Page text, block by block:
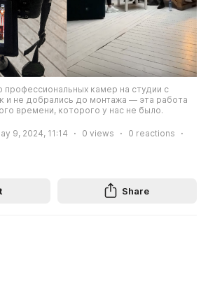
профессиональных камер на студии с
и не добрались до монтажа — эта работа
времени, которого у нас не было.
9, 2024, 11:14 0 views 0 reactions
Share